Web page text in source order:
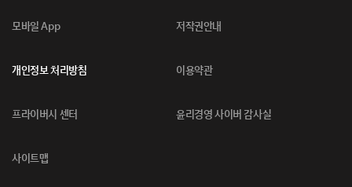
모바일 App 저작권안내
개인정보 처리방침 이용약관
프라이버시 센터 윤리경영 사이버 감사실
사이트맵